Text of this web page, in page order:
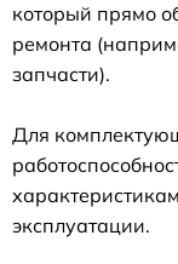
который прямо
ремонта
запчасти).
Для
эксплуатации.